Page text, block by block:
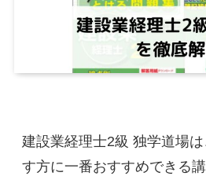
建設業経理士2級 独学道場
す方に一番おすすめできる